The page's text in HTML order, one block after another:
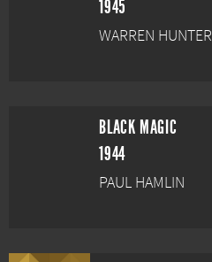
1945
WARREN HUNTER
BLACK MAGIC
1944
PAUL HAMLIN